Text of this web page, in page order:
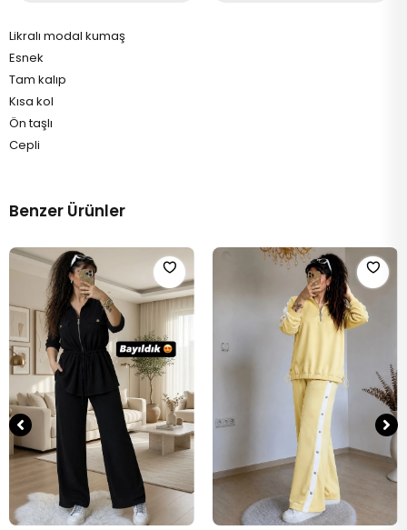
Likralı modal kumaş
Esnek
Tam kalıp
Kısa kol
Ön taşlı
Cepli
Benzer Ürünler